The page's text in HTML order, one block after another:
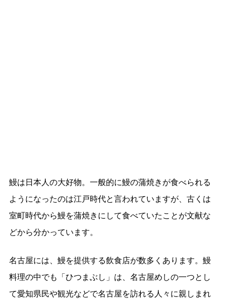
鰻は日本人の大好物。一般的に鰻の蒲焼きが食べられる
ようになったのは江戸時代と言われていますが、古くは
室町時代から鰻を蒲焼きにして食べていたことが文献な
どから分かっています。
名古屋には、鰻を提供する飲食店が数多くあります。鰻
料理の中でも「ひつまぶし」は、名古屋めしの一つとし
て愛知県民や観光などで名古屋を訪れる人々に親しまれ